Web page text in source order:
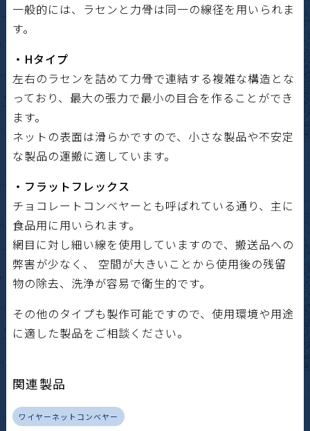
一般的には、ラセンと力骨は同一の線径を用いられま
す。
・Hタイプ
左右のラセンを詰めて力骨で連結する複雑な構造とな
っており、最大の張力で最小の目合を作ることができ
ます。
ネットの表面は滑らかですので、小さな製品や不安定
な製品の運搬に適しています。
・フラットフレックス
チョコレートコンベヤーとも呼ばれている通り、主に
食品用に用いられます。
網目に対し細い線を使用していますので、搬送品への
弊害が少なく、 空間が大きいことから使用後の残留
物の除去、洗浄が容易で衛生的です。
その他のタイプも製作可能ですので、使用環境や用途
に適した製品をご相談ください。
関連製品
ワイヤーネットコンベヤー